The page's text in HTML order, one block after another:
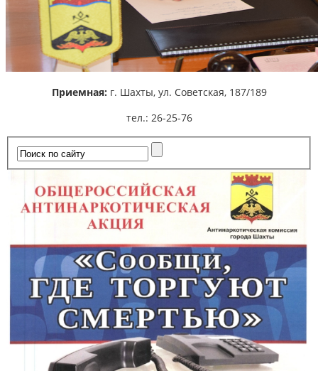
Приемная: г. Шахты, ул. Советская, 187/189
тел.: 26-25-76